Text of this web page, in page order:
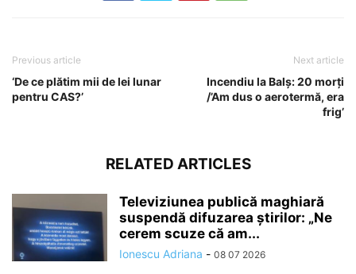
Previous article
‘De ce plătim mii de lei lunar
pentru CAS?’
Next article
Incendiu la Balș: 20 morți
/’Am dus o aerotermă, era
frig’
RELATED ARTICLES
Televiziunea publică maghiară
suspendă difuzarea ştirilor: „Ne
cerem scuze că am...
Ionescu Adriana - 08 07 2026